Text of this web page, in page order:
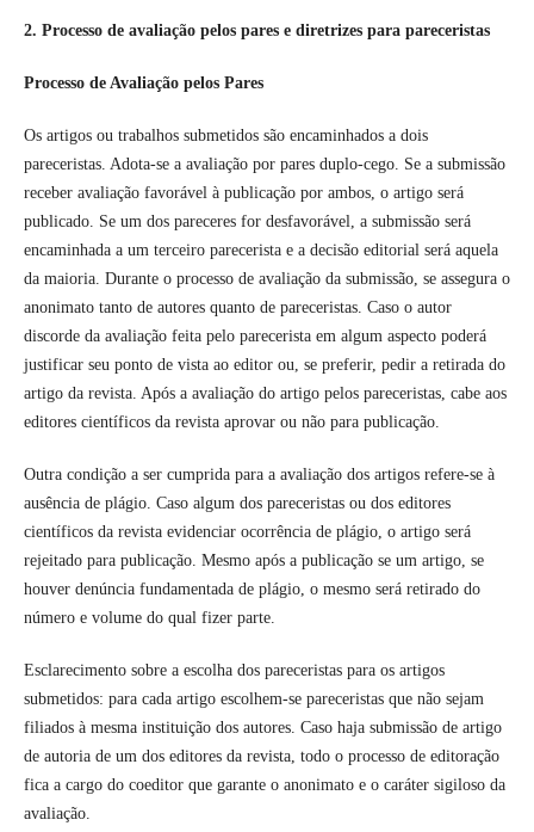
2. Processo de avaliação pelos pares e diretrizes para pareceristas
Processo de Avaliação pelos Pares
Os artigos ou trabalhos submetidos são encaminhados a dois
pareceristas. Adota-se a avaliação por pares duplo-cego. Se a submissão
receber avaliação favorável à publicação por ambos, o artigo será
publicado. Se um dos pareceres for desfavorável, a submissão será
encaminhada a um terceiro parecerista e a decisão editorial será aquela
da maioria. Durante o processo de avaliação da submissão, se assegura o
anonimato tanto de autores quanto de pareceristas. Caso o autor
discorde da avaliação feita pelo parecerista em algum aspecto poderá
justificar seu ponto de vista ao editor ou, se preferir, pedir a retirada do
artigo da revista. Após a avaliação do artigo pelos pareceristas, cabe aos
editores científicos da revista aprovar ou não para publicação.
Outra condição a ser cumprida para a avaliação dos artigos refere-se à
ausência de plágio. Caso algum dos pareceristas ou dos editores
científicos da revista evidenciar ocorrência de plágio, o artigo será
rejeitado para publicação. Mesmo após a publicação se um artigo, se
houver denúncia fundamentada de plágio, o mesmo será retirado do
número e volume do qual fizer parte.
Esclarecimento sobre a escolha dos pareceristas para os artigos
submetidos: para cada artigo escolhem-se pareceristas que não sejam
filiados à mesma instituição dos autores. Caso haja submissão de artigo
de autoria de um dos editores da revista, todo o processo de editoração
fica a cargo do coeditor que garante o anonimato e o caráter sigiloso da
avaliação.